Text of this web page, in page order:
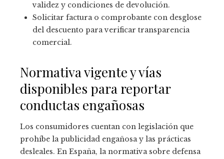
validez y condiciones de devolución.
Solicitar factura o comprobante con desglose
del descuento para verificar transparencia
comercial.
Normativa vigente y vías
disponibles para reportar
conductas engañosas
Los consumidores cuentan con legislación que
prohíbe la publicidad engañosa y las prácticas
desleales. En España, la normativa sobre defensa